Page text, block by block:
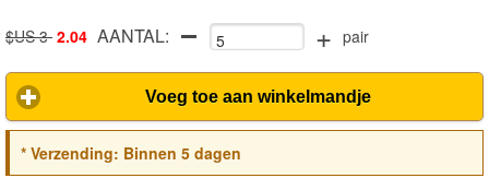
$US 3 2.04 AANTAL: + pair
Voeg toe aan winkelmandje
*Verzending: Binnen 5 dagen